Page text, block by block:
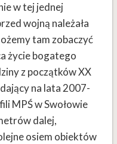
w tej jednej
wojną należała
tam zobaczyć
życie bogatego
z początków XX
na lata 2007-
MPŚ w Swołowie
dalej,
osiem obiektów